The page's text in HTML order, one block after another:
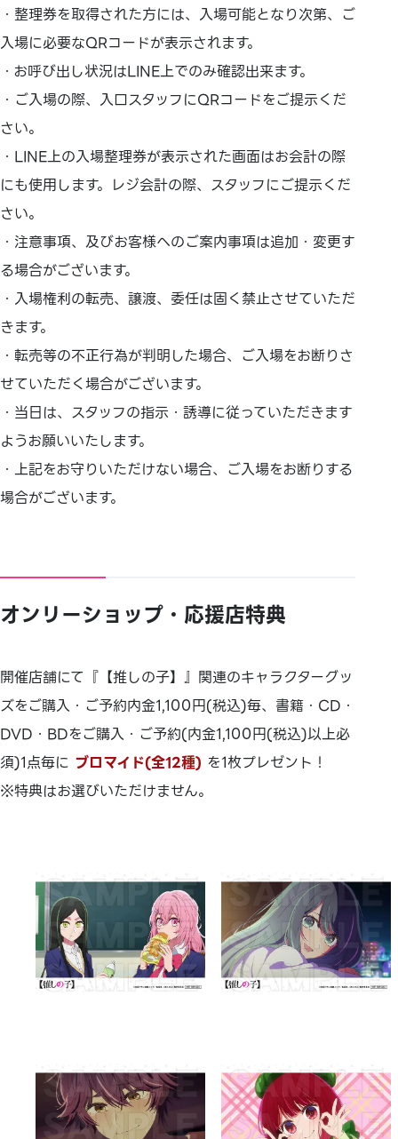
・整理券を取得された方には、入場可能となり次第、ご
入場に必要なQRコードが表示されます。
・お呼び出し状況はLINE上でのみ確認出来ます。
・ご入場の際、入口スタッフにQRコードをご提示くだ
さい。
・LINE上の入場整理券が表示された画面はお会計の際
にも使用します。レジ会計の際、スタッフにご提示くだ
さい。
・注意事項、及びお客様へのご案内事項は追加・変更す
る場合がございます。
・入場権利の転売、譲渡、委任は固く禁止させていただ
きます。
・転売等の不正行為が判明した場合、ご入場をお断りさ
せていただく場合がございます。
・当日は、スタッフの指示・誘導に従っていただきます
ようお願いいたします。
・上記をお守りいただけない場合、ご入場をお断りする
場合がございます。
オンリーショップ・応援店特典
開催店舗にて『【推しの子】』関連のキャラクターグッ
ズをご購入・ご予約内金1,100円(税込)毎、書籍・CD・
DVD・BDをご購入・ご予約(内金1,100円(税込)以上必
須)1点毎に ブロマイド(全12種) を1枚プレゼント！
※特典はお選びいただけません。